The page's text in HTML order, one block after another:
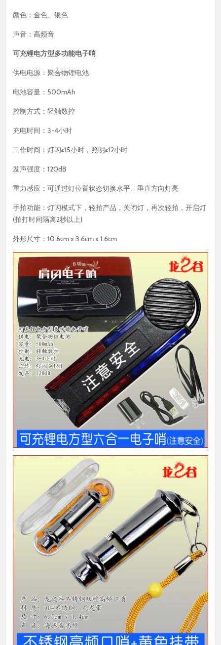
颜色：金色、银色
声音：高频音
可充锂电方型多功能电子哨
供电电源：聚合物锂电池
电池容量：500mAh
控制方式：轻触数控
充电时间：3-4小时
工作时间：灯闪≥15小时，照明≥12小时
发声强度：120dB
重力感应：可通过灯位置状态切换水平、垂直方向灯亮
手拍功能：灯闪模式下，轻拍产品，关闭灯，再次轻拍，开启灯
(拍打时间隔离2秒以上)
外形尺寸：10.6cm x 3.6cm x 1.6cm